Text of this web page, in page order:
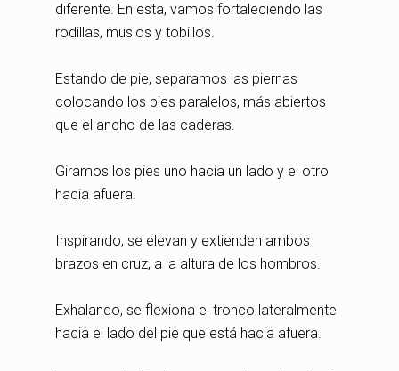
diferente. En esta, vamos fortaleciendo las
rodillas, muslos y tobillos.
Estando de pie, separamos las piernas
colocando los pies paralelos, más abiertos
que el ancho de las caderas.
Giramos los pies uno hacia un lado y el otro
hacia afuera.
Inspirando, se elevan y extienden ambos
brazos en cruz, a la altura de los hombros.
Exhalando, se flexiona el tronco lateralmente
hacia el lado del pie que está hacia afuera.